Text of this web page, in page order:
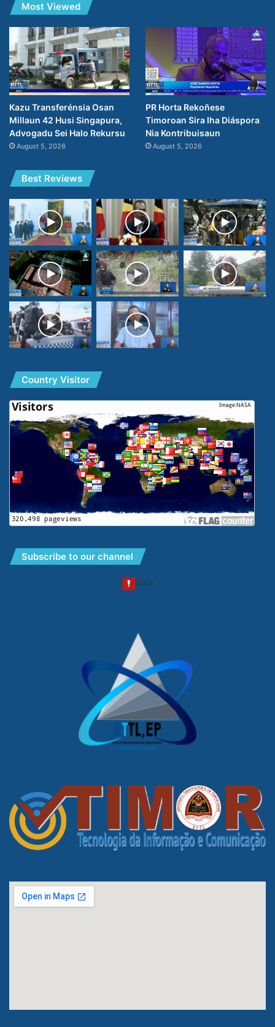
Most Viewed
Kazu Transferénsia Osan
Millaun 42 Husi Singapura,
Advogadu Sei Halo Rekursu
August 5, 2026
PR Horta Rekoñese
Timoroan Sira Iha Diáspora
Nia Kontribuisaun
August 5, 2026
Best Reviews
Country Visitor
Subscribe to our channel